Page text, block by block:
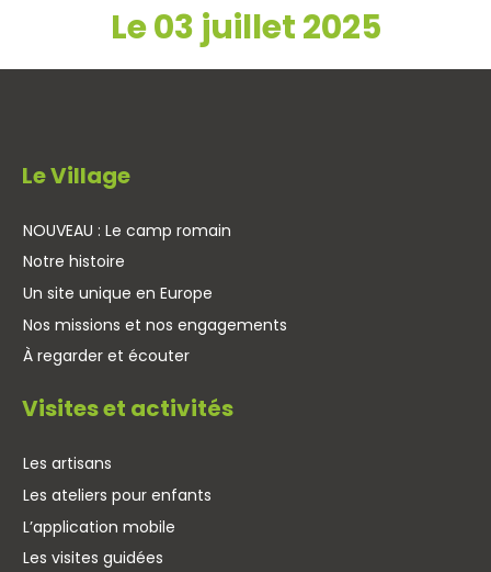
Le 03 juillet 2025
Le Village
NOUVEAU : Le camp romain
Notre histoire
Un site unique en Europe
Nos missions et nos engagements
À regarder et écouter
Visites et activités
Les artisans
Les ateliers pour enfants
L’application mobile
Les visites guidées